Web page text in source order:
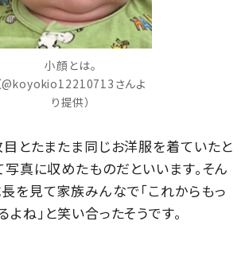
小顔とは。
@koyokio12210713さんよ
り提供）
目とたまたま同じお洋服を着ていたと
写真に収めたものだといいます。そん
を見て家族みんなで「これからもっ
よね」と笑い合ったそうです。